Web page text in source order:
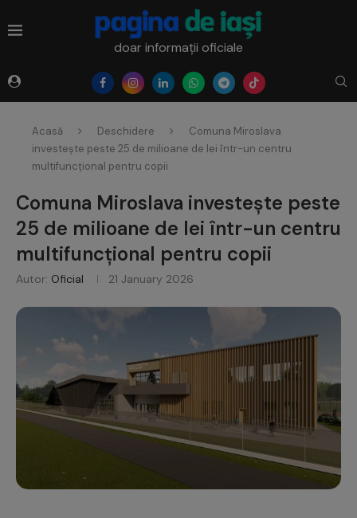
doar informații oficiale
Acasă Deschidere
Comuna Miroslava
investește peste 25 de milioane de lei într-un centru
multifuncțional pentru copii
Comuna Miroslava investește peste
25 de milioane de lei într-un centru
multifuncțional pentru copii
Autor: Oficial 21 January 2026